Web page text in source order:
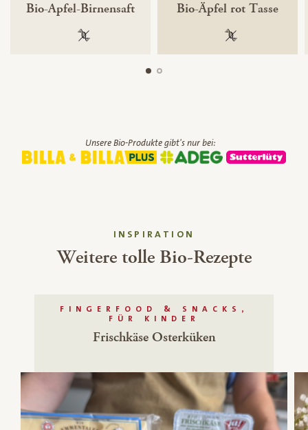
Bio-Apfel-Birnensaft
100 % gentechnikfrei
Bio-Äpfel rot Tasse
100 %
Unsere Bio-Produkte gibt's nur bei:
INSPIRATION
Weitere tolle Bio-Rezepte
FINGERFOOD & SNACKS,
FÜR KINDER
Frischkäse Osterküken